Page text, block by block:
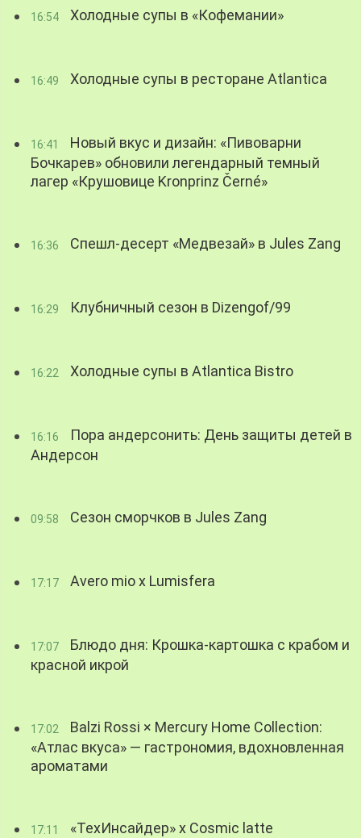
16:54 Холодные супы в «Кофемании»
16:49 Холодные супы в ресторане Atlantica
16:41
Новый вкус и дизайн: «Пивоварни
Бочкарев» обновили легендарный темный
лагер «Крушовице Kronprinz Černé»
16:36 Спешл-десерт «Медвезай» в Jules Zang
16:29 Клубничный сезон в Dizengof/99
16:22 Холодные супы в Atlantica Bistro
16:16
Пора андерсонить: День защиты детей в
Андерсон
09:58 Сезон сморчков в Jules Zang
17:17 Avero mio x Lumisfera
17:07
Блюдо дня: Крошка-картошка с крабом и
красной икрой
17:02
Balzi Rossi × Mercury Home Collection:
«Атлас вкуса» — гастрономия, вдохновленная
ароматами
17:11 «ТехИнсайдер» х Cosmic latte